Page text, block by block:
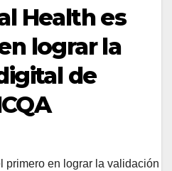
Health es
lograr la
de